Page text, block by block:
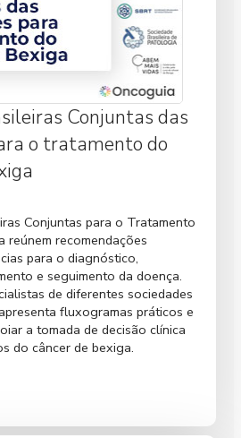
Conjuntas das
o tratamento do
Conjuntas para o Tratamento
reúnem recomendações
para o diagnóstico,
e seguimento da doença.
de diferentes sociedades
fluxogramas práticos e
a tomada de decisão clínica
do câncer de bexiga.